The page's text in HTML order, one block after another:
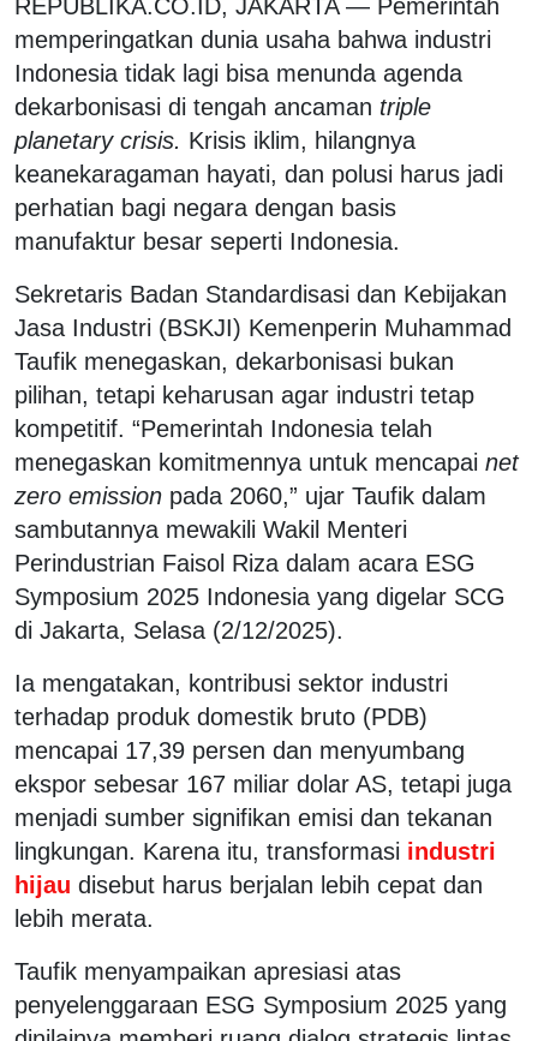
REPUBLIKA.CO.ID, JAKARTA — Pemerintah
memperingatkan dunia usaha bahwa industri
Indonesia tidak lagi bisa menunda agenda
dekarbonisasi di tengah ancaman triple
planetary crisis. Krisis iklim, hilangnya
keanekaragaman hayati, dan polusi harus jadi
perhatian bagi negara dengan basis
manufaktur besar seperti Indonesia.
Sekretaris Badan Standardisasi dan Kebijakan
Jasa Industri (BSKJI) Kemenperin Muhammad
Taufik menegaskan, dekarbonisasi bukan
pilihan, tetapi keharusan agar industri tetap
kompetitif. “Pemerintah Indonesia telah
menegaskan komitmennya untuk mencapai net
zero emission pada 2060,” ujar Taufik dalam
sambutannya mewakili Wakil Menteri
Perindustrian Faisol Riza dalam acara ESG
Symposium 2025 Indonesia yang digelar SCG
di Jakarta, Selasa (2/12/2025).
Ia mengatakan, kontribusi sektor industri
terhadap produk domestik bruto (PDB)
mencapai 17,39 persen dan menyumbang
ekspor sebesar 167 miliar dolar AS, tetapi juga
menjadi sumber signifikan emisi dan tekanan
lingkungan. Karena itu, transformasi industri
hijau disebut harus berjalan lebih cepat dan
lebih merata.
Taufik menyampaikan apresiasi atas
penyelenggaraan ESG Symposium 2025 yang